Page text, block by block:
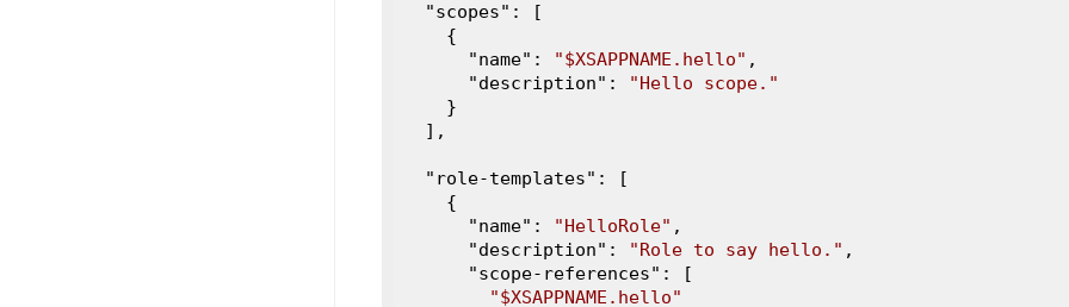
  "
scopes":
[
      "
name": "$XSAPPNAME.hello" ,
      "
description":
"Hello scope."
}
  ]
,
  "
role-templates":
[
      "
name": "HelloRole" ,
      "
description": "Role to say hello." ,
      "
scope-references":
[
"$XSAPPNAME.hello"